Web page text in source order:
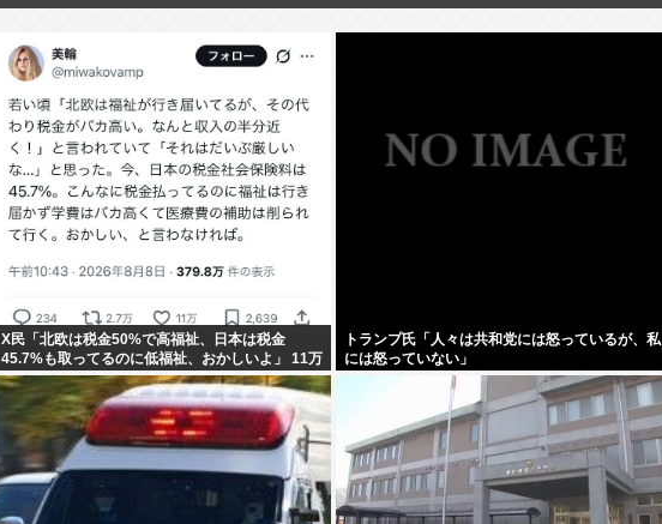
X民「北欧は税金50%で高福祉、日本は税金
45.7%も取ってるのに低福祉、おかしいよ」 11万
いいね
トランプ氏「人々は共和党には怒っているが、私
には怒っていない」